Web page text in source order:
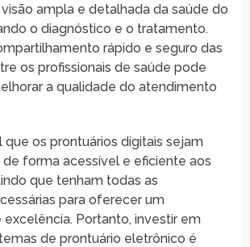
ampla e detalhada da saúde do
o diagnóstico e o tratamento.
rápido e seguro das
os profissionais de saúde pode
a qualidade do atendimento
que os prontuários digitais sejam
forma acessível e eficiente aos
que tenham todas as
para oferecer um
Portanto, investir em
de prontuário eletrônico é